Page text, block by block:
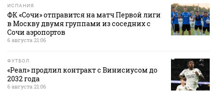
ИСПАНИЯ
ФК «Сочи» отправится на матч Первой лиги
в Москву двумя группами из соседних с
Сочи аэропортов
6 августа 21:06
ФУТБОЛ
«Реал» продлил контракт с Винисиусом до
2032 года
6 августа 21:06